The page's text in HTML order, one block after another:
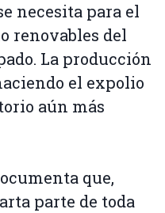
necesita para el
renovables del
La producción
el expolio
aún más
que,
parte de toda